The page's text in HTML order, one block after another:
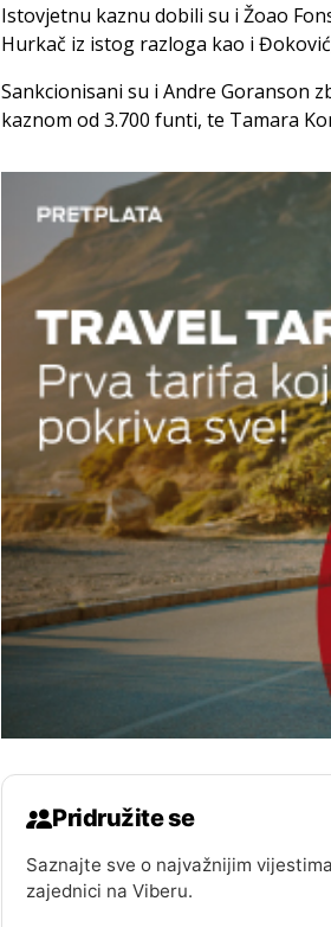
Istovjetnu kaznu dobili su i Žoao
Hurkač iz istog razloga kao i
Sankcionisani su i Andre Goranson
kaznom od 3.700 funti, te Tamara
Pridružite se
Saznajte sve o najvažnijim
zajednici na Viberu.